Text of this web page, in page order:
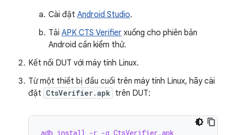
Cài đặt Android Studio.
Tải APK CTS Verifier xuống cho phiên bản
Android cần kiểm thử.
Kết nối DUT với máy tính Linux.
Từ một thiết bị đầu cuối trên máy tính Linux, hãy cài
đặt CtsVerifier.apk trên DUT:
adb install -r -g CtsVerifier.apk